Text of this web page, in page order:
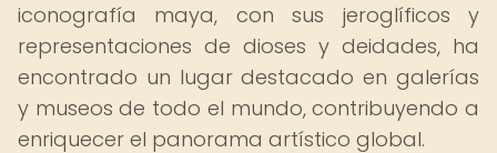
iconografía maya, con sus jeroglíficos y
representaciones de dioses y deidades, ha
encontrado un lugar destacado en galerías
y museos de todo el mundo, contribuyendo a
enriquecer el panorama artístico global.